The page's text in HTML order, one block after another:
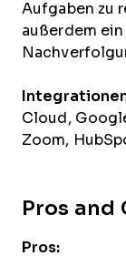
Aufgaben zu
außerdem
Cloud,
Zoom,
Pros and
Pros: